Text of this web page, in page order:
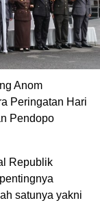
Anom
Peringatan Hari
Pendopo
Republik
satunya yakni